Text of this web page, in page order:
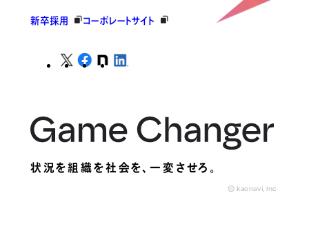
新卒採用 コーポレートサイト
状況を組織を社会を、一変させろ。
© kaonavi, Inc